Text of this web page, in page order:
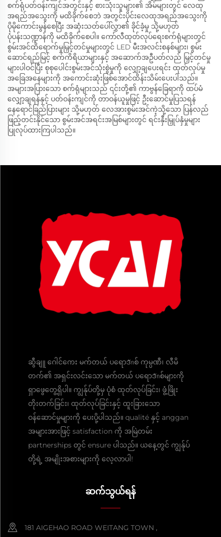
စက်ရုံပတ်ဝန်းကျင်အတွင်းနှင့် စားသုံးသူများ၏ အိမ်များတွင် လေထု
အရည်အသွေးကို မထိခိုက်စေဘဲ အတွင်းပိုင်းလေထုအရည်အသွေးကို
ပိုမိုကောင်းမွန်စေပြီး အဆုံးသတ်ပေါ်လွှာ၏ ခိုင်ခံ့မှု သို့မဟုတ်
ပုံပန်းသဏ္ဍာန်ကို မထိခိုက်စေပါ။ ကော်လီထုတ်လုပ်ရေးစက်ရုံများတွင်
စွမ်းအင်ထိရောက်မှုမြှင့်တင်မှုများတွင် LED မီးအလင်းစနစ်များ၊ စွမ်း
ဆောင်ရည်မြင့် စက်ကိရိယာများနှင့် အဆောက်အဦပတ်လည် မြှင့်တင်မှု
များပါဝင်ပြီး စုစုပေါင်းစွမ်းအင်သုံးစွဲမှုကို လျှော့ချပေးရင်း ထုတ်လုပ်မှု
အခြေအနေများကို အကောင်းဆုံးဖြစ်အောင်ထိန်းသိမ်းပေးပါသည်။
အများအပြားသော စက်ရုံများသည် ၎င်းတို့၏ ကာဗွန်ခြေရာကို ထပ်မံ
လျှော့ချရန်နှင့် ပတ်ဝန်းကျင်ကို တာဝန်ယူမှုဖြင့် ဦးဆောင်မှုပြသရန်
နေရောင်ခြည်ပြားများ သို့မဟုတ် လေအားစွမ်းအင်ကဲ့သို့သော ပြန်လည်
ဖြည့်တင်းနိုင်သော စွမ်းအင်အရင်းအမြစ်များတွင် ရင်းနှီးမြှုပ်နှံမှုများ
ပြုလုပ်ထားကြပါသည်။
ဆွီချူ ဂေါင်ကေး မက်တယ် ပရောဒักစ် ကုမ္ပဏီ၊ လီမိ
တက်၏ အရှင်းလင်းသော မက်တယ် ပရောဒักစ်များကို
ရှာဖွေတွေ့ရှိပါ။ ကျွန်ုပ်တို့မှ ပုံစံ ထုတ်လုပ်ခြင်း၊ ဖွံ့ဖြိုး
တိုးတက်ခြင်း၊ ထုတ်လုပ်ခြင်းနှင့် ထူးခြားသော
ဝန်ဆောင်မှုများကို ပေးပို့ပါသည်။ qualité နှင့် anggan
အများအားဖြင့် satisfaction ကို အမြဲတမ်း
partnerships တွင် ensure ပါသည်။ ယနေ့တွင် ကျွန်ုပ်
တို့ရဲ့ အမျိုးအစားများကို လေ့လာပါ!
ဆက်သွယ်ရန်
181 AIGEHAO ROAD WEITANG TOWN ,